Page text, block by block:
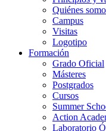
Quiénes
Campus
Visitas
Logotipo
Formación
Grado Oficial
Másteres
Postgrados
Cursos
Summer
Action
Laboratorio